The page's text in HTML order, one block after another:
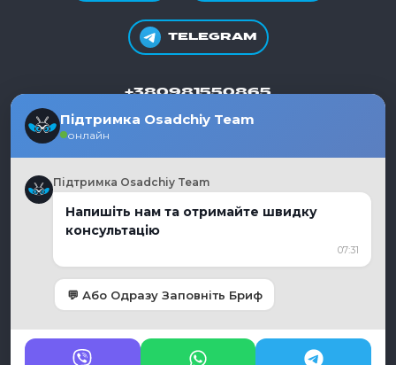
TELEGRAM
+380981550865
Україна, м. Дніпро
Графік роботи:
moc.liamg%40auycnegayihcdaso
Політика конфіденційності
Підтримка Osadchiy Team
онлайн
Підтримка Osadchiy Team
Напишіть нам та отримайте швидку
консультацію
07:31
💬 Або Одразу Заповніть Бриф